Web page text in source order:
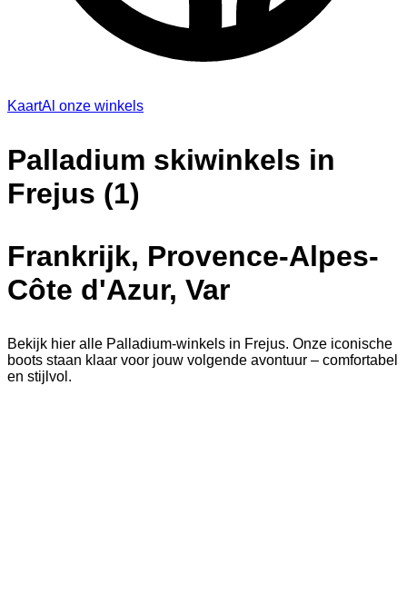
KaartAl onze winkels
Palladium skiwinkels in
Frejus (1)
Frankrijk, Provence-Alpes-
Côte d'Azur, Var
Bekijk hier alle Palladium-winkels in Frejus. Onze iconische
boots staan klaar voor jouw volgende avontuur – comfortabel
en stijlvol.